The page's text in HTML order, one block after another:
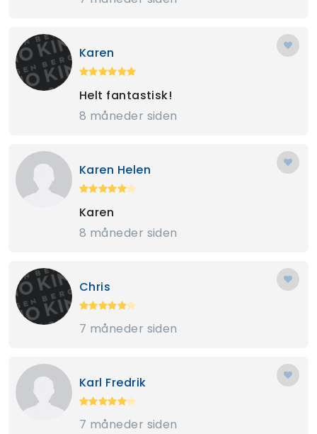
Karen
Helt fantastisk!
8 måneder siden
Karen Helen
Karen
8 måneder siden
Chris
7 måneder siden
Karl Fredrik
7 måneder siden